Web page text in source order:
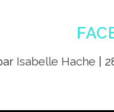
Isabelle Hache